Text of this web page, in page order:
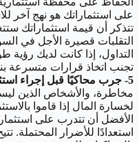
على استثماراتك هو نهج آخر
تتذكر أن قيمة استثماراتك
التقلبات قصيرة الأجل في
التداول، إذا كانت لديك
تجنب اتخاذ قرارات متسرعة
5- جرب محاكيًا قبل إجراء استثمار حقيقي:
مخاطرة، والأشخاص الذين
لخسارة المال إذا قاموا
الأفضل أن تتدرب على
استعدادًا للأضرار المحتملة.